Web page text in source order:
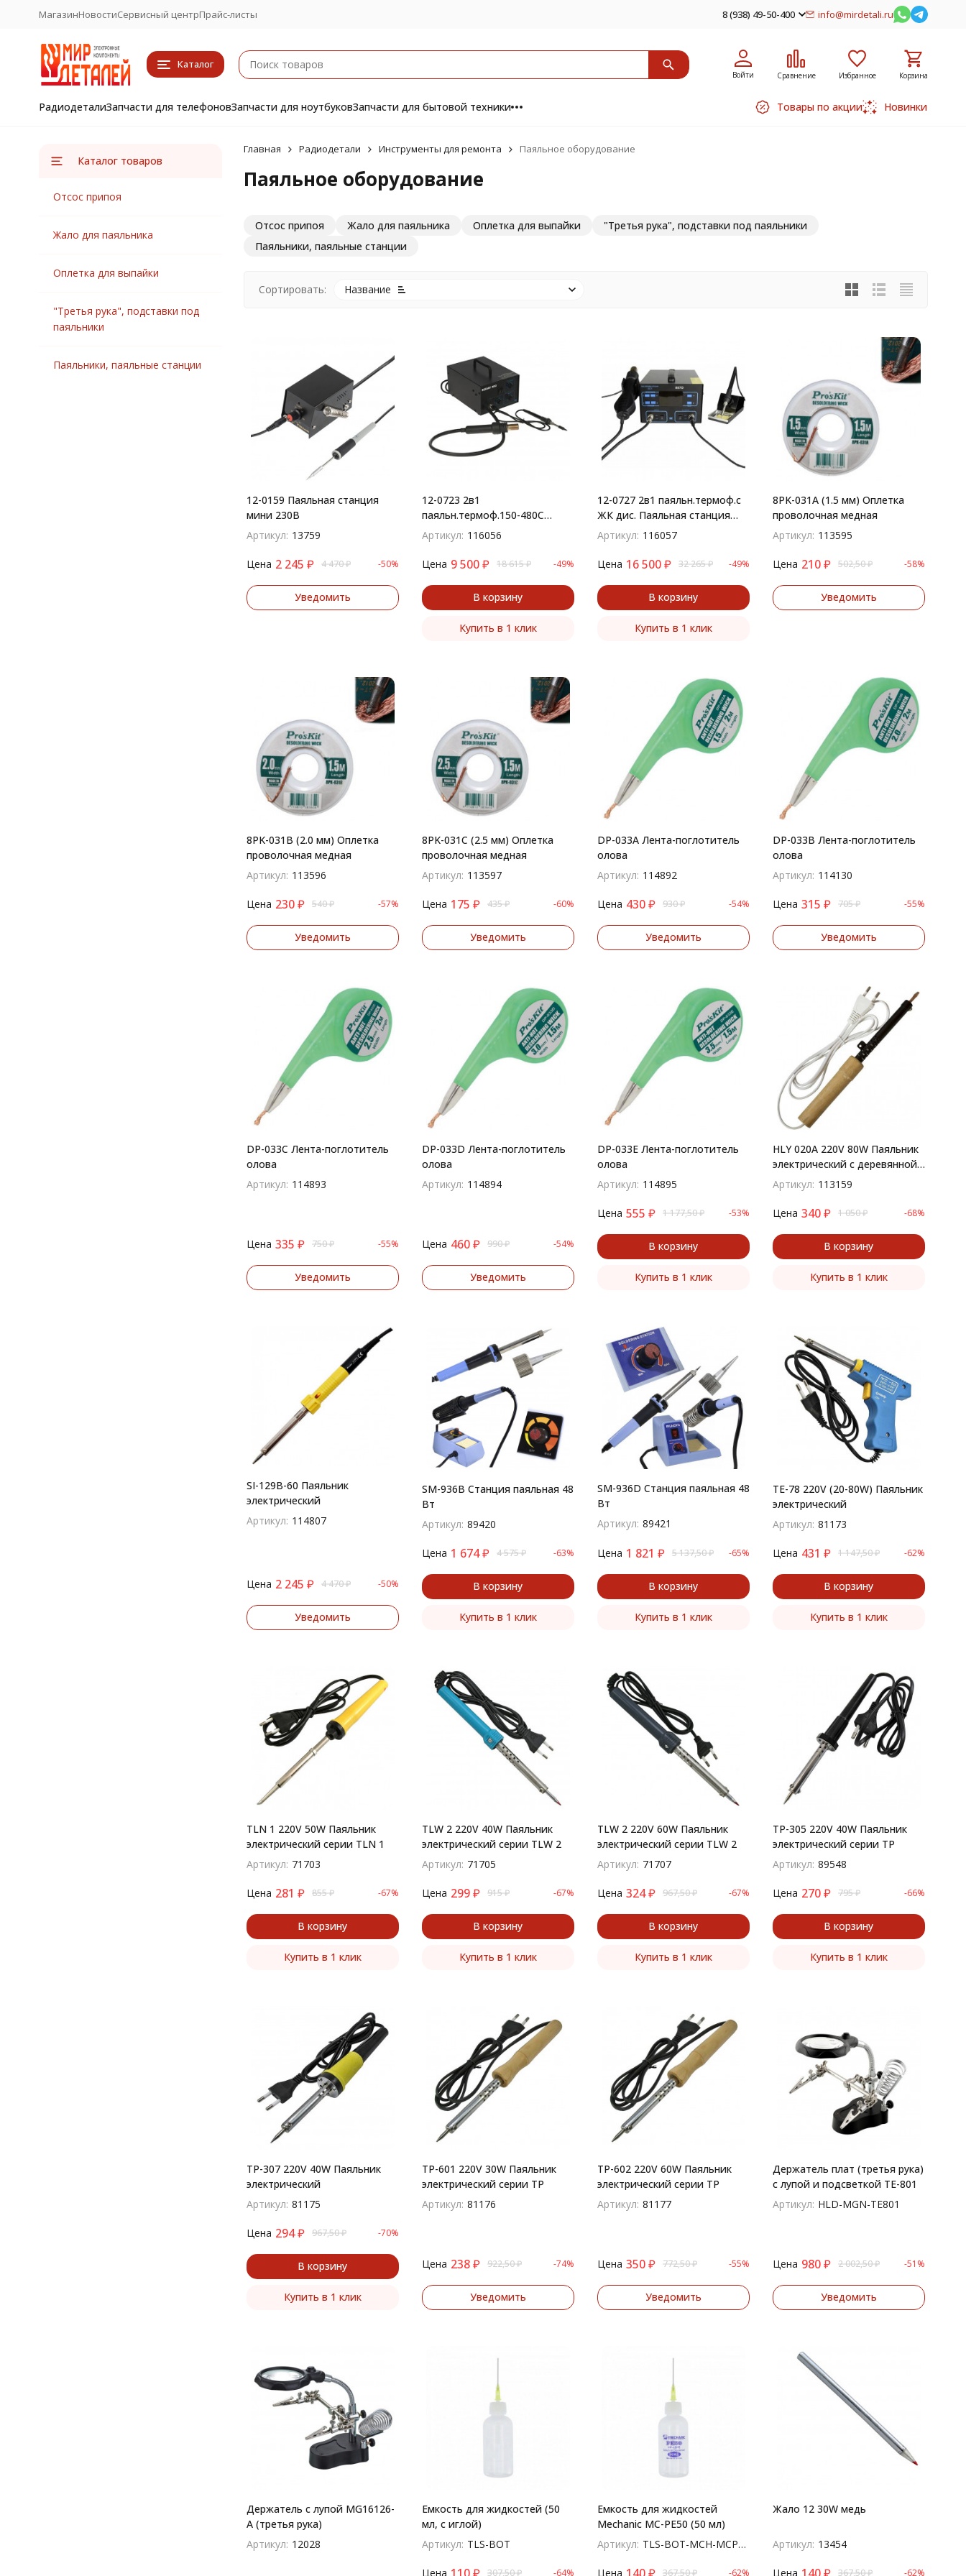
МагазинНовостиСервисный центрПрайс-листы 8 (938) 49-50-400 info@mirdetali.ru
Каталог
Войти Сравнение Избранное Корзина
РадиодеталиЗапчасти для телефоновЗапчасти для ноутбуковЗапчасти для бытовой техники Товары по акции Новинки
Главная Радиодетали Инструменты для ремонта Паяльное оборудование
Паяльное оборудование
Отсос припоя Жало для паяльника Оплетка для выпайки
"Третья рука", подставки под паяльники
Паяльники, паяльные станции
Сортировать: Название
12-0159 Паяльная станция
мини 230В
Артикул: 13759
Цена 2 245 ₽ 4 470₽ -50%
Уведомить
12-0723 2в1
паяльн.термоф.150-480С
Паяльная станция (паяльник
+ фен), модель R852,
компрессорная, 100-480C
Артикул: 116056
Цена 9 500 ₽ 18 615₽ -49%
В корзину
Купить в 1 клик
12-0727 2в1 паяльн.термоф.с
ЖК дис. Паяльная станция
(паяльник + фен), модель
R887D, цифровая, 100-480C,
LED дисплей
Артикул: 116057
Цена 16 500 ₽ 32 265₽ -49%
В корзину
Купить в 1 клик
8PK-031A (1.5 мм) Оплетка
проволочная медная
Артикул: 113595
Цена 210 ₽ 502,50₽ -58%
Уведомить
8PK-031B (2.0 мм) Оплетка
проволочная медная
Артикул: 113596
Цена 230 ₽ 540₽ -57%
Уведомить
8PK-031C (2.5 мм) Оплетка
проволочная медная
Артикул: 113597
Цена 175 ₽ 435₽ -60%
Уведомить
DP-033A Лента-поглотитель
олова
Артикул: 114892
Цена 430 ₽ 930₽ -54%
Уведомить
DP-033B Лента-поглотитель
олова
Артикул: 114130
Цена 315 ₽ 705₽ -55%
Уведомить
DP-033C Лента-поглотитель
олова
Артикул: 114893
Цена 335 ₽ 750₽ -55%
Уведомить
DP-033D Лента-поглотитель
олова
Артикул: 114894
Цена 460 ₽ 990₽ -54%
Уведомить
DP-033E Лента-поглотитель
олова
Артикул: 114895
Цена 555 ₽ 1 177,50₽ -53%
В корзину
Купить в 1 клик
HLY 020A 220V 80W Паяльник
электрический с деревянной
ручкой
Артикул: 113159
Цена 340 ₽ 1 050₽ -68%
В корзину
Купить в 1 клик
SI-129B-60 Паяльник
электрический
Артикул: 114807
Цена 2 245 ₽ 4 470₽ -50%
Уведомить
SM-936B Станция паяльная 48
Вт
Артикул: 89420
Цена 1 674 ₽ 4 575₽ -63%
В корзину
Купить в 1 клик
SM-936D Станция паяльная 48
Вт
Артикул: 89421
Цена 1 821 ₽ 5 137,50₽ -65%
В корзину
Купить в 1 клик
TE-78 220V (20-80W) Паяльник
электрический
Артикул: 81173
Цена 431 ₽ 1 147,50₽ -62%
В корзину
Купить в 1 клик
TLN 1 220V 50W Паяльник
электрический серии TLN 1
Артикул: 71703
Цена 281 ₽ 855₽ -67%
В корзину
Купить в 1 клик
TLW 2 220V 40W Паяльник
электрический серии TLW 2
Артикул: 71705
Цена 299 ₽ 915₽ -67%
В корзину
Купить в 1 клик
TLW 2 220V 60W Паяльник
электрический серии TLW 2
Артикул: 71707
Цена 324 ₽ 967,50₽ -67%
В корзину
Купить в 1 клик
TP-305 220V 40W Паяльник
электрический серии TP
Артикул: 89548
Цена 270 ₽ 795₽ -66%
В корзину
Купить в 1 клик
TP-307 220V 40W Паяльник
электрический
Артикул: 81175
Цена 294 ₽ 967,50₽ -70%
В корзину
Купить в 1 клик
TP-601 220V 30W Паяльник
электрический серии TP
Артикул: 81176
Цена 238 ₽ 922,50₽ -74%
Уведомить
TP-602 220V 60W Паяльник
электрический серии TP
Артикул: 81177
Цена 350 ₽ 772,50₽ -55%
Уведомить
Держатель плат (третья рука)
с лупой и подсветкой TE-801
Артикул: HLD-MGN-TE801
Цена 980 ₽ 2 002,50₽ -51%
Уведомить
Держатель с лупой MG16126-
A (третья рука)
Артикул: 12028
Емкость для жидкостей (50
мл, с иглой)
Артикул: TLS-BOT
Цена 110 ₽ 307,50₽ -64%
Емкость для жидкостей
Mechanic MC-PE50 (50 мл)
Артикул: TLS-BOT-MCH-MCPE50
Цена 140 ₽ 367,50₽ -62%
Жало 12 30W медь
Артикул: 13454
Цена 140 ₽ 367,50₽ -62%
Каталог товаров
Отсос припоя
Жало для паяльника
Оплетка для выпайки
"Третья рука", подставки под
паяльники
Паяльники, паяльные станции